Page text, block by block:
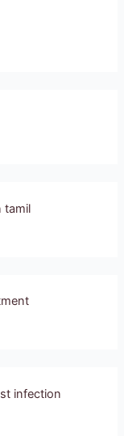
tamil
infection